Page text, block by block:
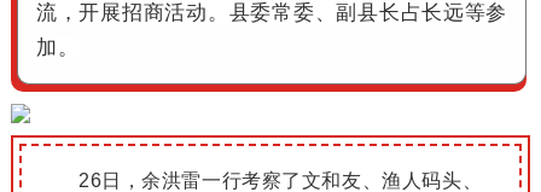
流，开展招商活动。 县委常委、副县长占长远等参
加。
26日，余洪雷一行考察了文和友、渔人码头、